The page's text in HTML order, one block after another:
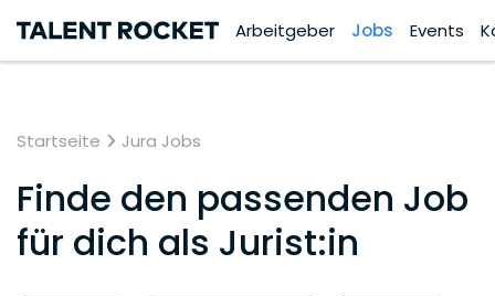
Arbeitgeber Jobs Events
Startseite Jura Jobs
Finde den passenden Job
für dich als Jurist:in